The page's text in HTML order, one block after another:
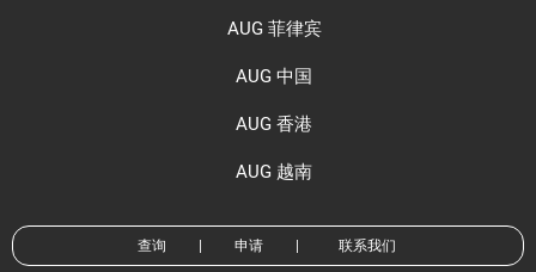
AUG 菲律宾
AUG 中国
AUG 香港
AUG 越南
查询 申请 联系我们